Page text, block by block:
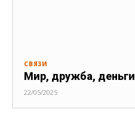
СВЯЗИ
Мир, дружба, деньги
22/05/2025